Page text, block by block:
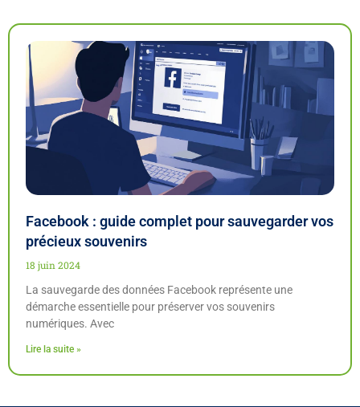
Facebook : guide complet pour sauvegarder vos
précieux souvenirs
18 juin 2024
La sauvegarde des données Facebook représente une
démarche essentielle pour préserver vos souvenirs
numériques. Avec
Lire la suite »